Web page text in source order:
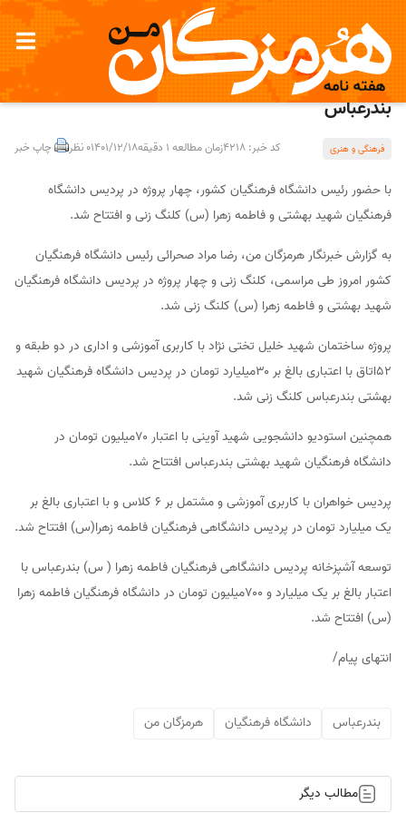
کلنگ زنی و افتتاح چهار پروژه در دانشگاه فرهنگیان
بندرعباس
فرهنگی و هنری کد خبر: 4218 زمان مطالعه 1 دقیقه 1401/12/180 نظر چاپ خبر
با حضور رئیس دانشگاه فرهنگیان کشور، چهار پروژه در پردیس دانشگاه
فرهنگیان شهید بهشتی و فاطمه زهرا (س) کلنگ زنی و افتتاح شد.
به گزارش خبرنگار هرمزگان من، رضا مراد صحرائی رئیس دانشگاه فرهنگیان
کشور امروز طی مراسمی، کلنگ زنی و چهار پروژه در پردیس دانشگاه فرهنگیان
شهید بهشتی و فاطمه زهرا (س) کلنگ زنی شد.
پروژه ساختمان شهید خلیل تختی نژاد با کاربری آموزشی و اداری در دو طبقه و
۵۲اتاق با اعتباری بالغ بر ۳۰میلیارد تومان در پردیس دانشگاه فرهنگیان شهید
بهشتی بندرعباس کلنگ زنی شد.
همچنین استودیو دانشجویی شهید آوینی با اعتبار ۷۰میلیون تومان در
دانشگاه فرهنگیان شهید بهشتی بندرعباس افتتاح شد.
پردیس خواهران با کاربری آموزشی و مشتمل بر ۶ کلاس و با اعتباری بالغ بر
یک میلیارد تومان در پردیس دانشگاهی فرهنگیان فاطمه زهرا(س) افتتاح شد.
توسعه آشپزخانه پردیس دانشگاهی فرهنگیان فاطمه زهرا ( س) بندرعباس با
اعتبار بالغ بر یک میلیارد و ۷۰۰میلیون تومان در دانشگاه فرهنگیان فاطمه زهرا
(س) افتتاح شد.
انتهای پیام/
بندرعباس دانشگاه فرهنگیان هرمزگان من
مطالب دیگر